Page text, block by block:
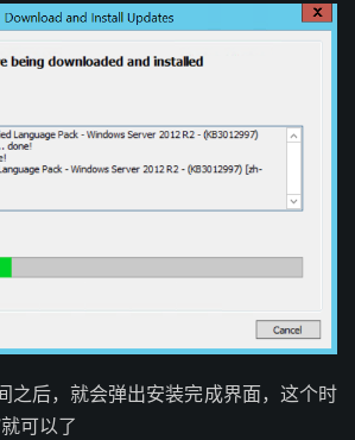
之后，就会弹出安装完成界面，这个时
可以了